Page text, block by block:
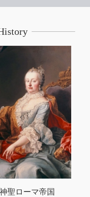
神聖ローマ帝国